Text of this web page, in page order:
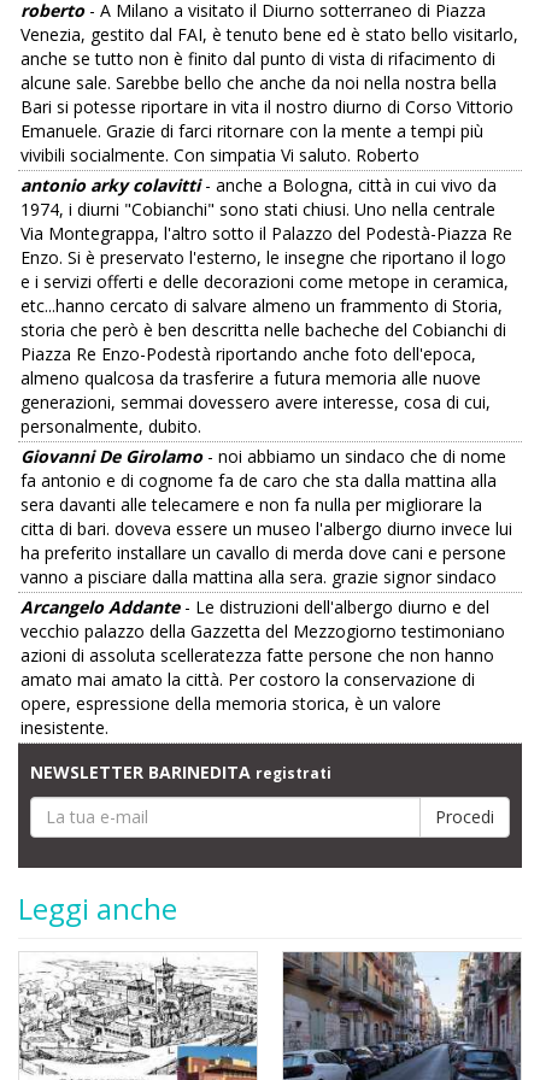
roberto- A Milano a visitato il Diurno sotterraneo di Piazza
Venezia, gestito dal FAI, è tenuto bene ed è stato bello visitarlo,
anche se tutto non è finito dal punto di vista di rifacimento di
alcune sale. Sarebbe bello che anche da noi nella nostra bella
Bari si potesse riportare in vita il nostro diurno di Corso Vittorio
Emanuele. Grazie di farci ritornare con la mente a tempi più
vivibili socialmente. Con simpatia Vi saluto. Roberto
antonio arky colavitti- anche a Bologna, città in cui vivo da
1974, i diurni "Cobianchi" sono stati chiusi. Uno nella centrale
Via Montegrappa, l'altro sotto il Palazzo del Podestà-Piazza Re
Enzo. Si è preservato l'esterno, le insegne che riportano il logo
e i servizi offerti e delle decorazioni come metope in ceramica,
etc...hanno cercato di salvare almeno un frammento di Storia,
storia che però è ben descritta nelle bacheche del Cobianchi di
Piazza Re Enzo-Podestà riportando anche foto dell'epoca,
almeno qualcosa da trasferire a futura memoria alle nuove
generazioni, semmai dovessero avere interesse, cosa di cui,
personalmente, dubito.
Giovanni De Girolamo- noi abbiamo un sindaco che di nome
fa antonio e di cognome fa de caro che sta dalla mattina alla
sera davanti alle telecamere e non fa nulla per migliorare la
citta di bari. doveva essere un museo l'albergo diurno invece lui
ha preferito installare un cavallo di merda dove cani e persone
vanno a pisciare dalla mattina alla sera. grazie signor sindaco
Arcangelo Addante- Le distruzioni dell'albergo diurno e del
vecchio palazzo della Gazzetta del Mezzogiorno testimoniano
azioni di assoluta scelleratezza fatte persone che non hanno
amato mai amato la città. Per costoro la conservazione di
opere, espressione della memoria storica, è un valore
inesistente.
NEWSLETTER BARINEDITA registrati
Leggi anche